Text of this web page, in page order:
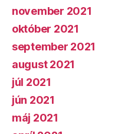
november 2021
október 2021
september 2021
august 2021
júl 2021
jún 2021
máj 2021